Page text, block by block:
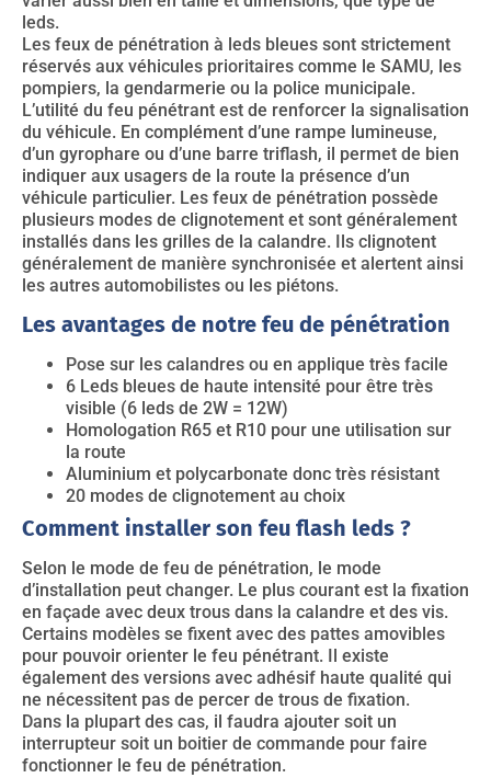
leds.
Les feux de pénétration à leds bleues sont strictement
réservés aux véhicules prioritaires comme le SAMU, les
pompiers, la gendarmerie ou la police municipale.
L’utilité du feu pénétrant est de renforcer la signalisation
du véhicule. En complément d’une rampe lumineuse,
d’un gyrophare ou d’une barre triflash, il permet de bien
indiquer aux usagers de la route la présence d’un
véhicule particulier. Les feux de pénétration possède
plusieurs modes de clignotement et sont généralement
installés dans les grilles de la calandre. Ils clignotent
généralement de manière synchronisée et alertent ainsi
les autres automobilistes ou les piétons.
Les avantages de notre feu de pénétration
Pose sur les calandres ou en applique très facile
6 Leds bleues de haute intensité pour être très
visible (6 leds de 2W = 12W)
Homologation R65 et R10 pour une utilisation sur
la route
Aluminium et polycarbonate donc très résistant
20 modes de clignotement au choix
Comment installer son feu flash leds ?
Selon le mode de feu de pénétration, le mode
d’installation peut changer. Le plus courant est la fixation
en façade avec deux trous dans la calandre et des vis.
Certains modèles se fixent avec des pattes amovibles
pour pouvoir orienter le feu pénétrant. Il existe
également des versions avec adhésif haute qualité qui
ne nécessitent pas de percer de trous de fixation.
Dans la plupart des cas, il faudra ajouter soit un
interrupteur soit un boitier de commande pour faire
fonctionner le feu de pénétration.